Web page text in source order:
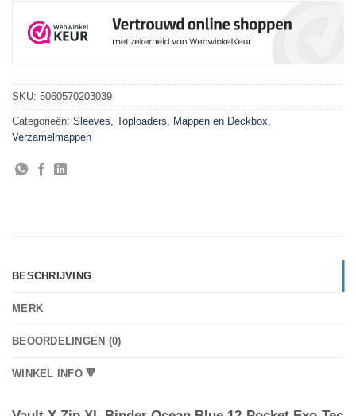
SKU: 5060570203039
Categorieën: Sleeves, Toploaders, Mappen en Deckbox
Verzamelmappen
BESCHRIJVING
MERK
BEOORDELINGEN (0)
WINKEL INFO 🔻